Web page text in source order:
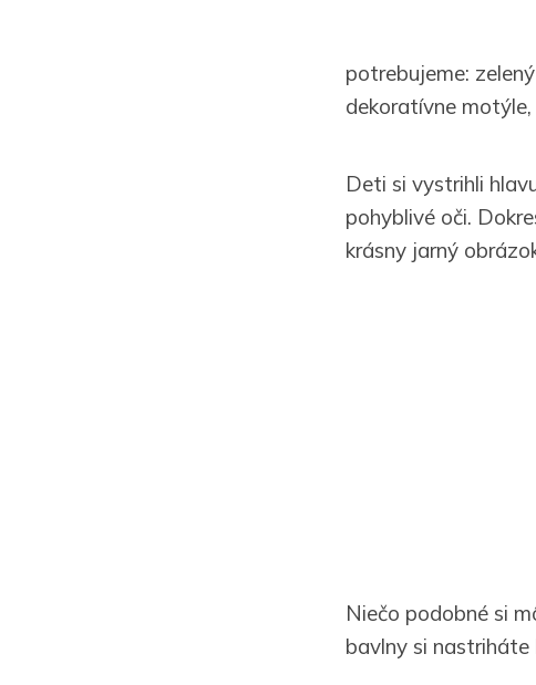
potrebujeme:
dekoratívne
Deti si vystrihli
pohyblivé oči.
krásny jarný
Niečo podobné si
bavlny si nastriháte